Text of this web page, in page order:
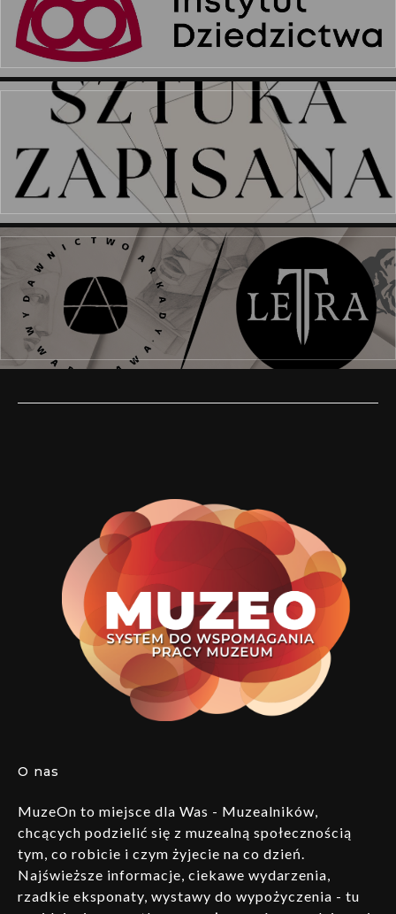
O nas
MuzeOn to miejsce dla Was - Muzealników,
chcących podzielić się z muzealną społecznością
tym, co robicie i czym żyjecie na co dzień.
Najświeższe informacje, ciekawe wydarzenia,
rzadkie eksponaty, wystawy do wypożyczenia - tu